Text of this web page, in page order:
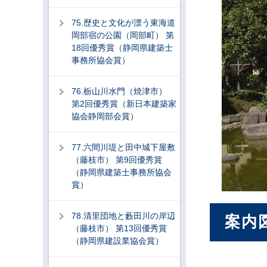
案内
75.歴史と文化が漂う東海道
岡部宿の公園（岡部町） 第
18回優秀賞（静岡県建築士
事務所協会賞）
76.栃山川水門（焼津市）
第2回優秀賞（新日本建築家
協会静岡部会賞）
77.六間川堤と田中城下屋敷
（藤枝市） 第9回優秀賞
（静岡県建築士事務所協会
賞）
78.清里団地と藪田川の岸辺
（藤枝市） 第13回優秀賞
（静岡県建設業協会賞）